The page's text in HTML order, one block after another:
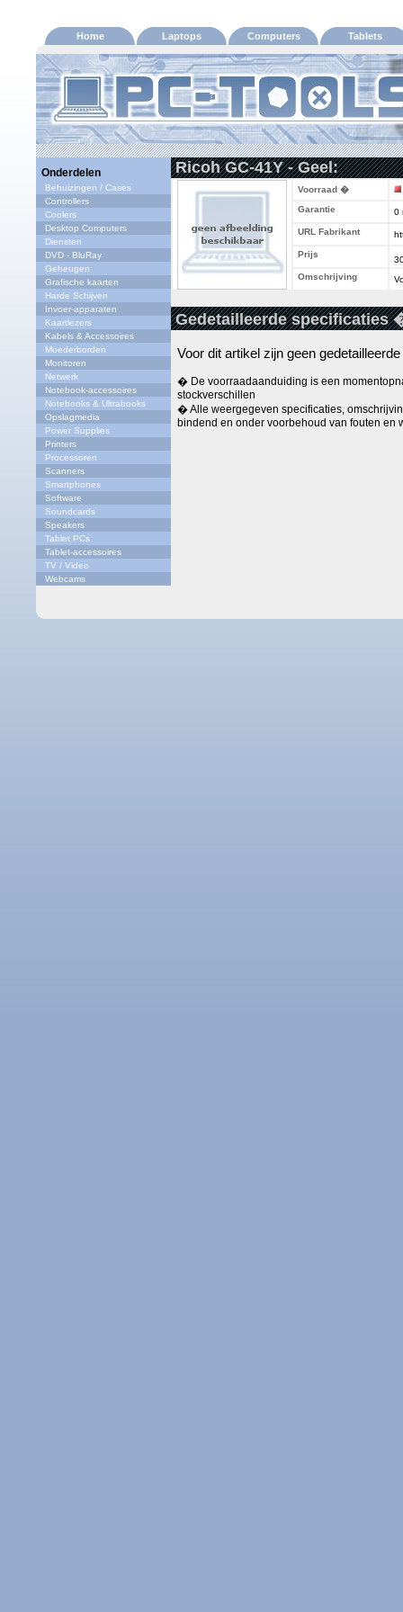
Home Laptops Computers Tablets
Onderdelen
Behuizingen / Cases
Controllers
Coolers
Desktop Computers
Diensten
DVD - BluRay
Geheugen
Grafische kaarten
Harde Schijven
Invoer-apparaten
Kaartlezers
Kabels & Accessoires
Moederborden
Monitoren
Netwerk
Notebook-accessoires
Notebooks & Ultrabooks
Opslagmedia
Power Supplies
Printers
Processoren
Scanners
Smartphones
Software
Soundcards
Speakers
Tablet PCs
Tablet-accessoires
TV / Video
Webcams
Ricoh GC-41Y - Geel:
Voorraad �
Garantie
0
URL Fabrikant
Prijs
Omschrijving
Gedetailleerde specificaties
Voor dit artikel zijn geen
� De voorraadaanduiding is een
stockverschillen
� Alle weergegeven specificaties,
bindend en onder voorbehoud van fouten en